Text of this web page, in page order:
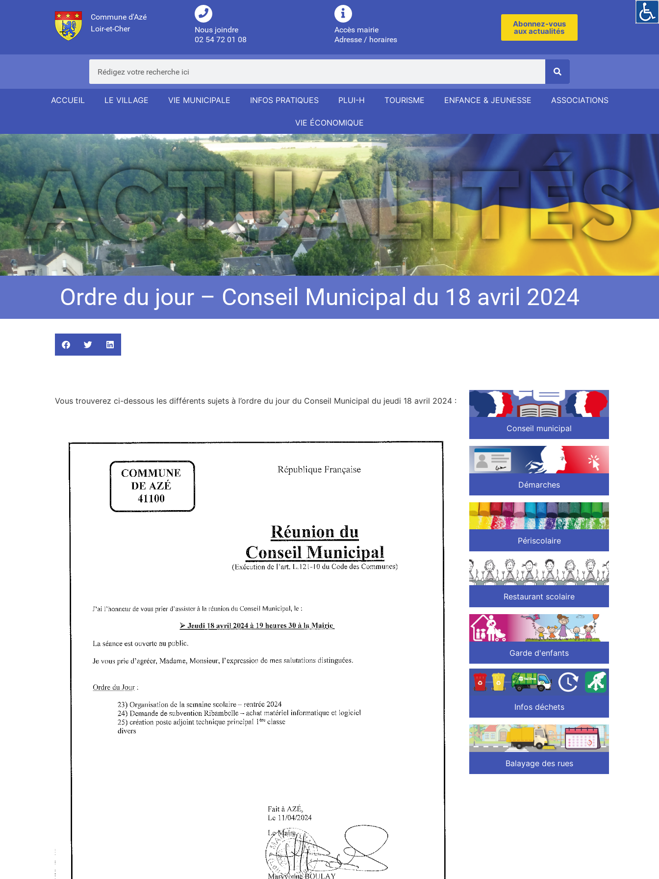
Commune d'Azé
Loir-et-Cher
Nous joindre
02 54 72 01 08
Accès mairie
Adresse / horaires
Abonnez-vous
aux actualités
ACCUEIL LE VILLAGE VIE MUNICIPALE INFOS PRATIQUES PLUI-H TOURISME ENFANCE & JEUNESSE ASSOCIATIONS
VIE ÉCONOMIQUE
Ordre du jour – Conseil Municipal du 18 avril 2024
Vous trouverez ci-dessous les différents sujets à l’ordre du jour du Conseil Municipal du jeudi 18 avril 2024 :
Conseil municipal
Démarches
Périscolaire
Restaurant scolaire
Garde d'enfants
Infos déchets
Balayage des rues